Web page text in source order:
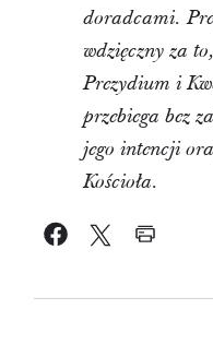
doradcami.
wdzięczny za
Prezydium i
przebiega bez
jego intencji
Kościoła.